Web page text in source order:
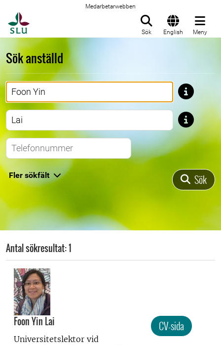
Medarbetarwebben
Sök English Meny
Sök anställd
Förnamn
Efternamn
Telefonnummer
Fler sökfält Sök
Antal sökresultat: 1
Foon Yin Lai
Universitetslektor vid
CV-sida